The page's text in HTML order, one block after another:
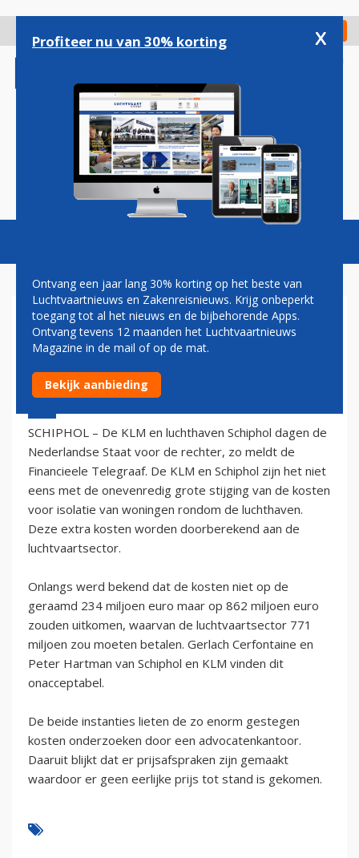
gaan
Check in
Magazine Podcasts Vacatures
SCHIPHOL EN KLM DAGEN
STAAT VOOR DE RECHTER
23 december 2003 - 1:00
SCHIPHOL – De KLM en luchthaven Schiphol dagen de
Nederlandse Staat voor de rechter, zo meldt de
Financieele Telegraaf. De KLM en Schiphol zijn het niet
eens met de onevenredig grote stijging van de kosten
voor isolatie van woningen rondom de luchthaven.
Deze extra kosten worden doorberekend aan de
luchtvaartsector.
Onlangs werd bekend dat de kosten niet op de
geraamd 234 miljoen euro maar op 862 miljoen euro
zouden uitkomen, waarvan de luchtvaartsector 771
miljoen zou moeten betalen. Gerlach Cerfontaine en
Peter Hartman van Schiphol en KLM vinden dit
onacceptabel.
De beide instanties lieten de zo enorm gestegen
kosten onderzoeken door een advocatenkantoor.
Daaruit blijkt dat er prijsafspraken zijn gemaakt
waardoor er geen eerlijke prijs tot stand is gekomen.
Profiteer nu van 30% korting x
Ontvang een jaar lang 30% korting op het beste van
Luchtvaartnieuws en Zakenreisnieuws. Krijg onbeperkt
toegang tot al het nieuws en de bijbehorende Apps.
Ontvang tevens 12 maanden het Luchtvaartnieuws
Magazine in de mail of op de mat.
Bekijk aanbieding